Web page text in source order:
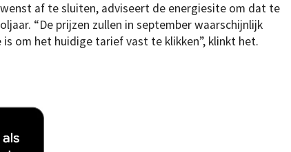
af te sluiten, adviseert de energiesite om dat te
“De prijzen zullen in september waarschijnlijk
om het huidige tarief vast te klikken”, klinkt het.